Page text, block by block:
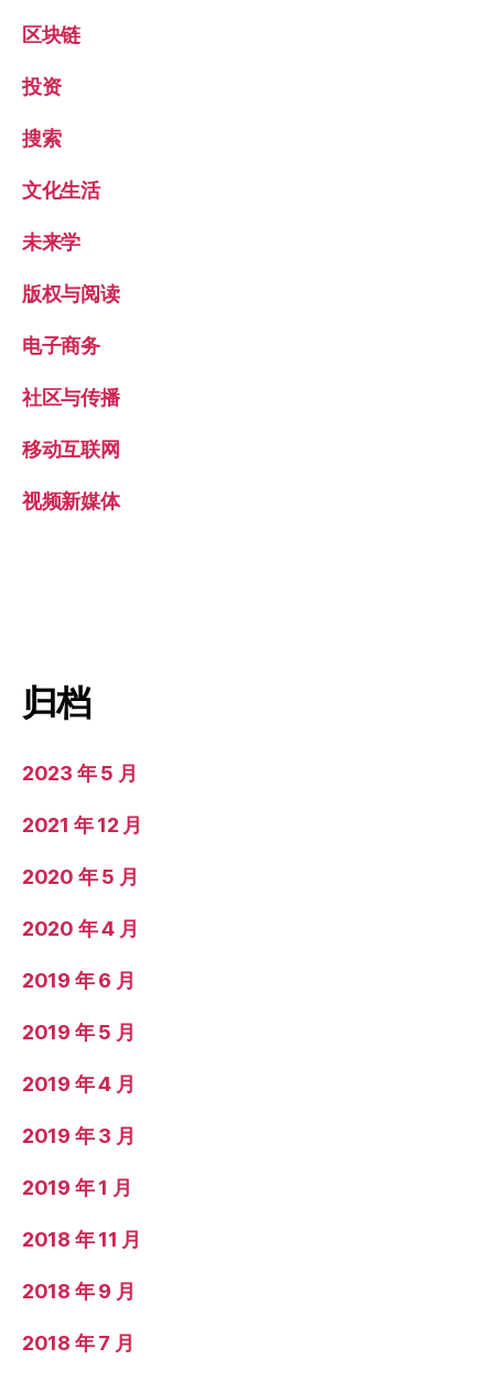
区块链
投资
搜索
文化生活
未来学
版权与阅读
电子商务
社区与传播
移动互联网
视频新媒体
归档
2023 年 5 月
2021 年 12 月
2020 年 5 月
2020 年 4 月
2019 年 6 月
2019 年 5 月
2019 年 4 月
2019 年 3 月
2019 年 1 月
2018 年 11 月
2018 年 9 月
2018 年 7 月